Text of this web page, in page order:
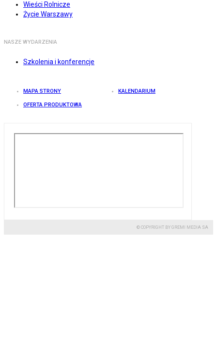
Wieści Rolnicze
Życie Warszawy
NASZE WYDARZENIA
Szkolenia i konferencje
MAPA STRONY KALENDARIUM
OFERTA PRODUKTOWA
© COPYRIGHT BY GREMI MEDIA SA